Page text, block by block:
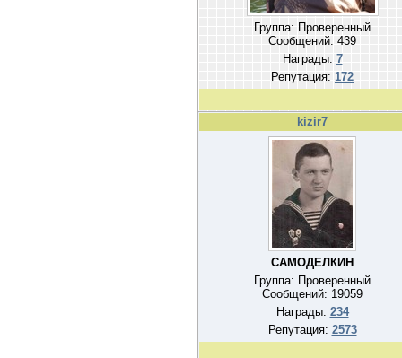
Группа: Проверенный
Сообщений: 439
Награды: 7
Репутация: 172
kizir7
САМОДЕЛКИН
Группа: Проверенный
Сообщений: 19059
Награды: 234
Репутация: 2573